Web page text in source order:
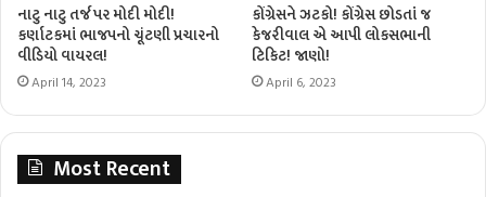
નાટુ નાટુ તર્જ પર મોદી મોદી!
કર્ણાટકમાં ભાજપનો ચૂંટણી પ્રચારનો
વીડિયો વાયરલ!
April 14, 2023
કોંગ્રેસને ઝટકો! કોંગ્રેસ છોડતાં જ
કેજરીવાલ એ આપી લોકસભાની
ટિકિટ! જાણો!
April 6, 2023
Most Recent